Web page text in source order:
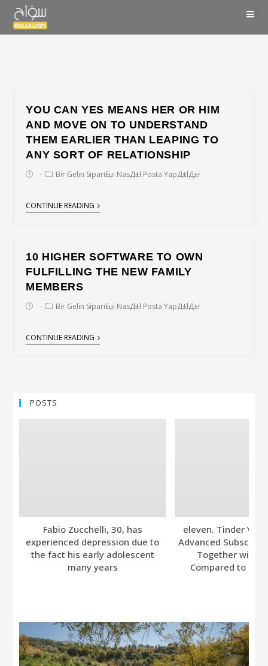
YOU CAN YES MEANS HER OR HIM
AND MOVE ON TO UNDERSTAND
THEM EARLIER THAN LEAPING TO
ANY SORT OF RELATIONSHIP
Bir Gelin SipariЕџi NasД±l Posta YapД±lД±r
CONTINUE READING
10 HIGHER SOFTWARE TO OWN
FULFILLING THE NEW FAMILY
MEMBERS
Bir Gelin SipariЕџi NasД±l Posta YapД±lД±r
CONTINUE READING
POSTS
Fabio Zucchelli, 30, has
experienced depression due to
the fact his early adolescent
many years
eleven. Tinder
Advanced
Together with
Compared to